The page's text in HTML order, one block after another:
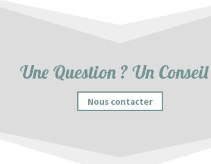
Une Question ? Un
Nous contacter